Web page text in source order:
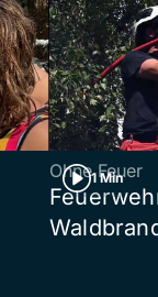
1 Min
Ohne Feuer